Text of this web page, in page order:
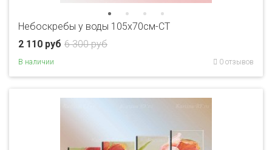
Небоскребы у воды 105х70см-CT
6 300 руб
2 110 руб
В наличии 0 отзывов